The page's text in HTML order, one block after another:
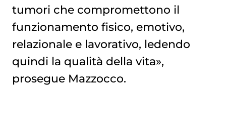
tumori che compromettono il
funzionamento fisico, emotivo,
relazionale e lavorativo, ledendo
quindi la qualità della vita»,
prosegue Mazzocco.